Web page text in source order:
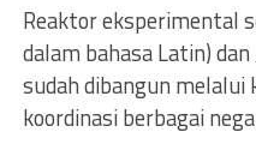
Reaktor eksperimental
dalam bahasa Latin)
sudah dibangun melalui
koordinasi berbagai